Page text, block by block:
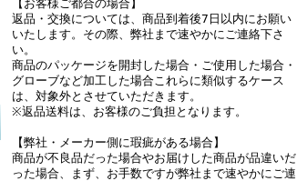
【お客様ご都合の場合】
返品・交換については、商品到着後7日以内にお願い
いたします。その際、弊社まで速やかにご連絡下さ
い。
商品のパッケージを開封した場合・ご使用した場合・
グローブなど加工した場合これらに類似するケース
は、対象外とさせていただきます。
※返品送料は、お客様のご負担となります。
【弊社・メーカー側に瑕疵がある場合】
商品が不良品だった場合やお届けした商品が品違いだ
った場合、まず、お手数ですが弊社まで速やかにご連